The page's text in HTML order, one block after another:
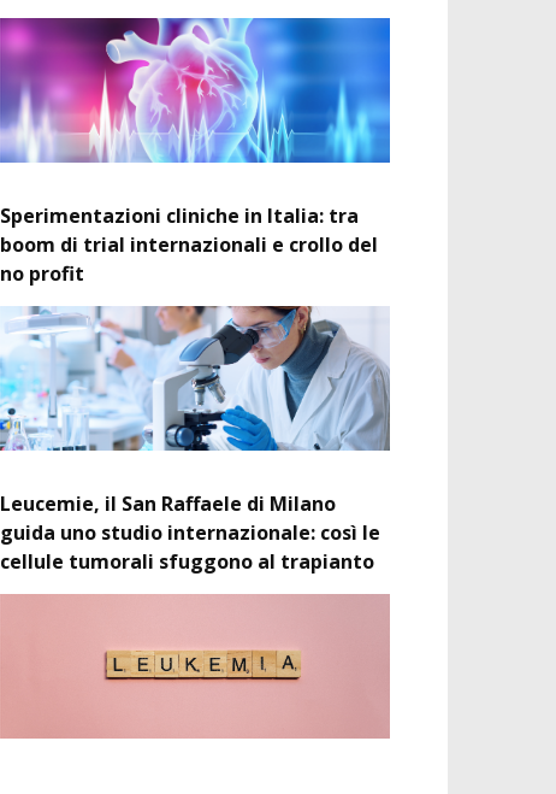
Sperimentazioni cliniche in Italia: tra
boom di trial internazionali e crollo del
no profit
Leucemie, il San Raffaele di Milano
guida uno studio internazionale: così le
cellule tumorali sfuggono al trapianto